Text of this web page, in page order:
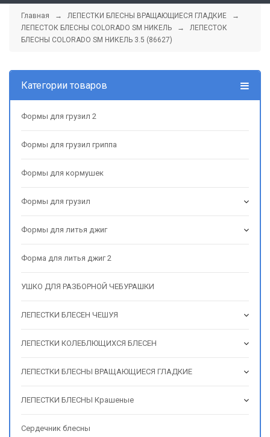
Главная → ЛЕПЕСТКИ БЛЕСНЫ ВРАЩАЮЩИЕСЯ ГЛАДКИЕ
→
ЛЕПЕСТОК БЛЕСНЫ COLORADO SM НИКЕЛЬ
→ ЛЕПЕСТОК
БЛЕСНЫ COLORADO SM НИКЕЛЬ 3.5 (86627)
Категории товаров
Формы для грузил 2
Формы для грузил гриппа
Формы для кормушек
Формы для грузил
Формы для литья джиг
Форма для литья джиг 2
УШКО ДЛЯ РАЗБОРНОЙ ЧЕБУРАШКИ
ЛЕПЕСТКИ БЛЕСЕН ЧЕШУЯ
ЛЕПЕСТКИ КОЛЕБЛЮЩИХСЯ БЛЕСЕН
ЛЕПЕСТКИ БЛЕСНЫ ВРАЩАЮЩИЕСЯ ГЛАДКИЕ
ЛЕПЕСТКИ БЛЕСНЫ Крашеные
Сердечник блесны